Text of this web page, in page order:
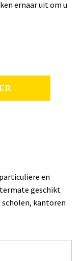
ernaar uit om u
en
geschikt
kantoren